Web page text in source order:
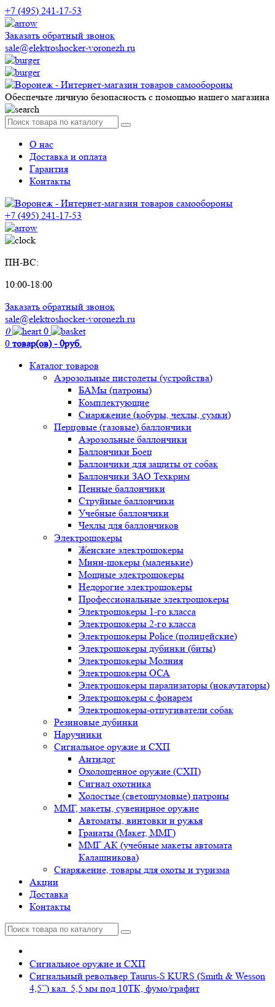
+7 (495) 241-17-53
Заказать обратный звонок
sale@elektroshocker-voronezh.ru
Обеспечьте личную безопасность с помощью нашего магазина
О нас
Доставка и оплата
Гарантия
Контакты
+7 (495) 241-17-53
ПН-ВС:
10:00-18:00
Заказать обратный звонок
sale@elektroshocker-voronezh.ru
0
0
0 товар(ов) - 0руб.
Каталог товаров
Аэрозольные пистолеты (устройства)
БАМы (патроны)
Комплектующие
Снаряжение (кобуры, чехлы, сумки)
Перцовые (газовые) баллончики
Аэрозольные баллончики
Баллончики Боец
Баллончики для защиты от собак
Баллончики ЗАО Техкрим
Пенные баллончики
Струйные баллончики
Учебные баллончики
Чехлы для баллончиков
Электрошокеры
Женские электрошокеры
Мини-шокеры (маленькие)
Мощные электрошокеры
Недорогие электрошокеры
Профессиональные электрошокеры
Электрошокеры 1-го класса
Электрошокеры 2-го класса
Электрошокеры Police (полицейские)
Электрошокеры дубинки (биты)
Электрошокеры Молния
Электрошокеры ОСА
Электрошокеры парализаторы (нокаутаторы)
Электрошокеры с фонарем
Электрошокеры-отпугиватели собак
Резиновые дубинки
Наручники
Сигнальное оружие и СХП
Антидог
Охолощенное оружие (СХП)
Сигнал охотника
Холостые (светошумовые) патроны
ММГ, макеты, сувенирное оружие
Автоматы, винтовки и ружья
Гранаты (Макет, ММГ)
ММГ АК (учебные макеты автомата
Калашникова)
Снаряжение, товары для охоты и туризма
Акции
Доставка
Контакты
Сигнальное оружие и СХП
Сигнальный револьвер Taurus-S KURS (Smith & Wesson
4,5”) кал. 5,5 мм под 10ТК, фумо/графит